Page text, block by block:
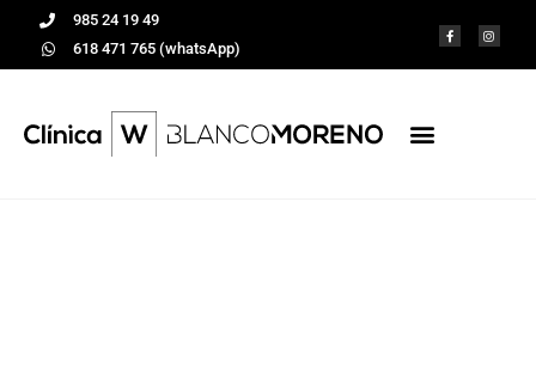
985 24 19 49
618 471 765 (whatsApp)